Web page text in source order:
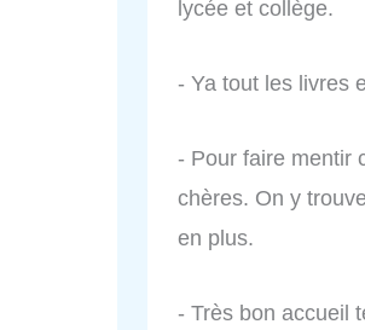
lycée et collège.
- Ya tout les livres
- Pour faire mentir
chères. On y
en plus.
- Très bon accueil